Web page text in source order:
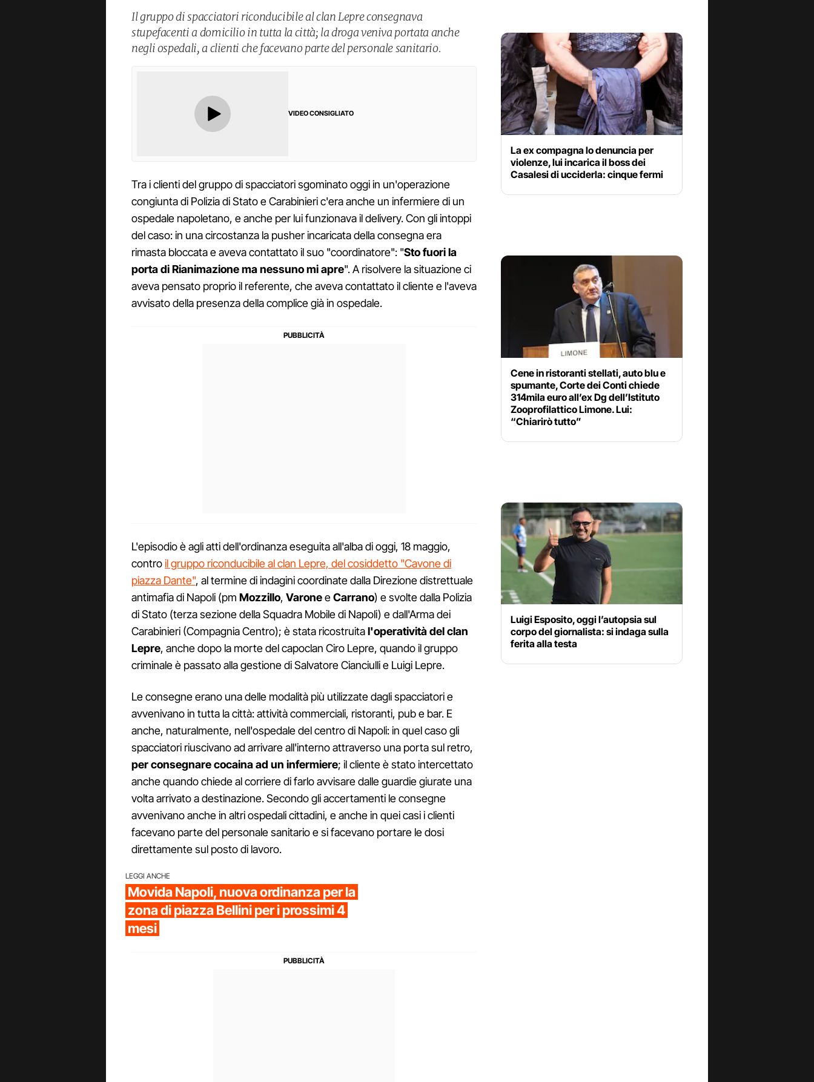
Il gruppo di spacciatori riconducibile al clan Lepre consegnava
stupefacenti a domicilio in tutta la città; la droga veniva portata anche
negli ospedali, a clienti che facevano parte del personale sanitario.
VIDEO CONSIGLIATO
Tra i clienti del gruppo di spacciatori sgominato oggi in un'operazione
congiunta di Polizia di Stato e Carabinieri c'era anche un infermiere di un
ospedale napoletano, e anche per lui funzionava il delivery. Con gli intoppi
del caso: in una circostanza la pusher incaricata della consegna era
rimasta bloccata e aveva contattato il suo "coordinatore": "Sto fuori la
porta di Rianimazione ma nessuno mi apre". A risolvere la situazione ci
aveva pensato proprio il referente, che aveva contattato il cliente e l'aveva
avvisato della presenza della complice già in ospedale.
L'episodio è agli atti dell'ordinanza eseguita all'alba di oggi, 18 maggio,
controil gruppo riconducibile al clan Lepre, del cosiddetto "Cavone di
piazza Dante", al termine di indagini coordinate dalla Direzione distrettuale
antimafia di Napoli (pm Mozzillo, VaroneeCarrano) e svolte dalla Polizia
di Stato (terza sezione della Squadra Mobile di Napoli) e dall'Arma dei
Carabinieri (Compagnia Centro); è stata ricostruital'operatività del clan
Lepre, anche dopo la morte del capoclan Ciro Lepre, quando il gruppo
criminale è passato alla gestione di Salvatore Cianciulli e Luigi Lepre.
Le consegne erano una delle modalità più utilizzate dagli spacciatori e
avvenivano in tutta la città: attività commerciali, ristoranti, pub e bar. E
anche, naturalmente, nell'ospedale del centro di Napoli: in quel caso gli
spacciatori riuscivano ad arrivare all'interno attraverso una porta sul retro,
per consegnare cocaina ad un infermiere; il cliente è stato intercettato
anche quando chiede al corriere di farlo avvisare dalle guardie giurate una
volta arrivato a destinazione. Secondo gli accertamenti le consegne
avvenivano anche in altri ospedali cittadini, e anche in quei casi i clienti
facevano parte del personale sanitario e si facevano portare le dosi
direttamente sul posto di lavoro.
LEGGI ANCHE
Movida Napoli, nuova ordinanza per la
zona di piazza Bellini per i prossimi 4
mesi
La ex compagna lo denuncia per
violenze, lui incarica il boss dei
Casalesi di ucciderla: cinque fermi
Cene in ristoranti stellati, auto blu e
spumante, Corte dei Conti chiede
314mila euro all’ex Dg dell’Istituto
Zooprofilattico Limone. Lui:
“Chiarirò tutto”
Luigi Esposito, oggi l’autopsia sul
corpo del giornalista: si indaga sulla
ferita alla testa